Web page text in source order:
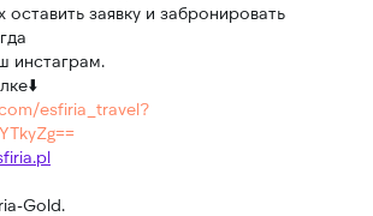
заявку и забронировать
инстаграм.
esfiria_travel?
Gold.